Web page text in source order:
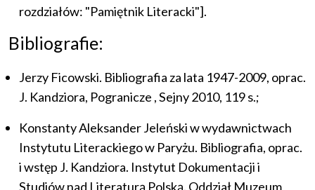
rozdziałów: "Pamiętnik Literacki"].
Bibliografie:
Jerzy Ficowski. Bibliografia za lata 1947-2009, oprac.
J. Kandziora, Pogranicze , Sejny 2010, 119 s.;
Konstanty Aleksander Jeleński w wydawnictwach
Instytutu Literackiego w Paryżu. Bibliografia, oprac.
i wstęp J. Kandziora. Instytut Dokumentacji i
Studiów nad Literaturą Polską. Oddział Muzeum